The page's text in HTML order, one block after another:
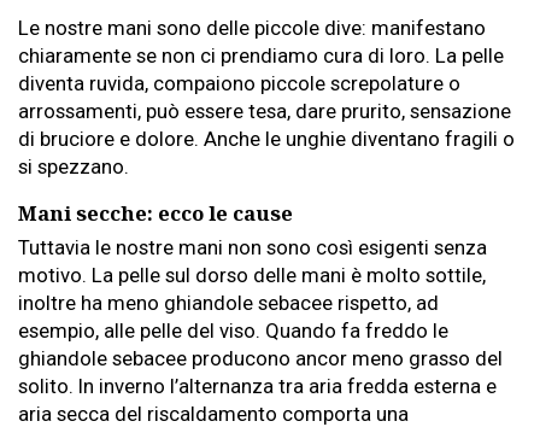
Le nostre mani sono delle piccole dive: manifestano
chiaramente se non ci prendiamo cura di loro. La pelle
diventa ruvida, compaiono piccole screpolature o
arrossamenti, può essere tesa, dare prurito, sensazione
di bruciore e dolore. Anche le unghie diventano fragili o
si spezzano.
Mani secche: ecco le cause
Tuttavia le nostre mani non sono così esigenti senza
motivo. La pelle sul dorso delle mani è molto sottile,
inoltre ha meno ghiandole sebacee rispetto, ad
esempio, alle pelle del viso. Quando fa freddo le
ghiandole sebacee producono ancor meno grasso del
solito. In inverno l’alternanza tra aria fredda esterna e
aria secca del riscaldamento comporta una